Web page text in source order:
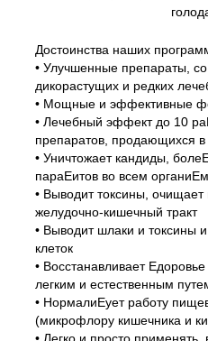
Достоинства наших
• Улучшенные препараты,
дикорастущих и редких
• Мощные и эффективные
• Лечебный эффект до 10
препаратов, продающихся
• Уничтожает кандиды,
параЕитов во всем
• Выводит токсины, очищает
желудочно-кишечный тракт
• Выводит шлаки и токсины
клеток
• Восстанавливает
легким и естественным
• НормалиЕует работу
(микрофлору кишечника и
• Легко и просто